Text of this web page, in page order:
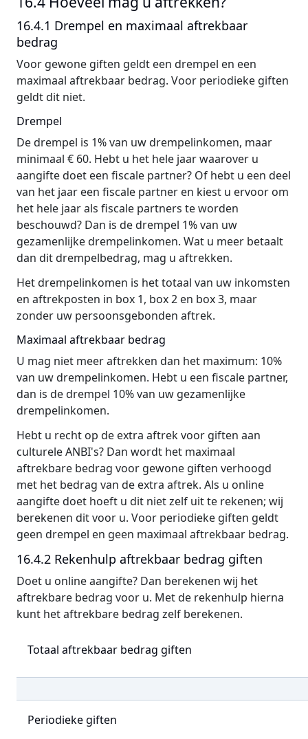
16.4.1 Drempel en maximaal aftrekbaar
bedrag
Voor gewone giften geldt een drempel en een
maximaal aftrekbaar bedrag. Voor periodieke giften
geldt dit niet.
Drempel
De drempel is 1% van uw drempelinkomen, maar
minimaal € 60. Hebt u het hele jaar waarover u
aangifte doet een fiscale partner? Of hebt u een deel
van het jaar een fiscale partner en kiest u ervoor om
het hele jaar als fiscale partners te worden
beschouwd? Dan is de drempel 1% van uw
gezamenlijke drempelinkomen. Wat u meer betaalt
dan dit drempelbedrag, mag u aftrekken.
Het drempelinkomen is het totaal van uw inkomsten
en aftrekposten in box 1, box 2 en box 3, maar
zonder uw persoonsgebonden aftrek.
Maximaal aftrekbaar bedrag
U mag niet meer aftrekken dan het maximum: 10%
van uw drempelinkomen. Hebt u een fiscale partner,
dan is de drempel 10% van uw gezamenlijke
drempelinkomen.
Hebt u recht op de extra aftrek voor giften aan
culturele ANBI's? Dan wordt het maximaal
aftrekbare bedrag voor gewone giften verhoogd
met het bedrag van de extra aftrek. Als u online
aangifte doet hoeft u dit niet zelf uit te rekenen; wij
berekenen dit voor u. Voor periodieke giften geldt
geen drempel en geen maximaal aftrekbaar bedrag.
16.4.2 Rekenhulp aftrekbaar bedrag giften
Doet u online aangifte? Dan berekenen wij het
aftrekbare bedrag voor u. Met de rekenhulp hierna
kunt het aftrekbare bedrag zelf berekenen.
Totaal aftrekbaar bedrag giften
Periodieke giften